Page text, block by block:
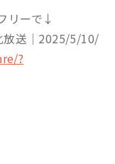
リーで↓
放送│2025/5/10/
?